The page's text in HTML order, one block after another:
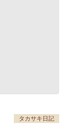
タカサキ日記